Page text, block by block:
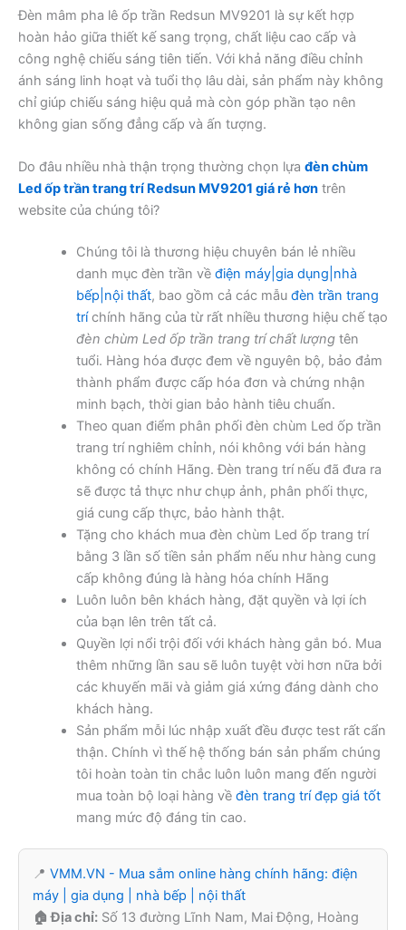
Đèn mâm pha lê ốp trần Redsun MV9201 là sự kết hợp
hoàn hảo giữa thiết kế sang trọng, chất liệu cao cấp và
công nghệ chiếu sáng tiên tiến. Với khả năng điều chỉnh
ánh sáng linh hoạt và tuổi thọ lâu dài, sản phẩm này không
chỉ giúp chiếu sáng hiệu quả mà còn góp phần tạo nên
không gian sống đẳng cấp và ấn tượng.
Do đâu nhiều nhà thận trọng thường chọn lựa đèn chùm
Led ốp trần trang trí Redsun MV9201 giá rẻ hơn trên
website của chúng tôi?
Chúng tôi là thương hiệu chuyên bán lẻ nhiều
danh mục đèn trần về điện máy|gia dụng|nhà
bếp|nội thất, bao gồm cả các mẫu đèn trần trang
tríchính hãng của từ rất nhiều thương hiệu chế tạo
đèn chùm Led ốp trần trang trí chất lượngtên
tuổi. Hàng hóa được đem về nguyên bộ, bảo đảm
thành phẩm được cấp hóa đơn và chứng nhận
minh bạch, thời gian bảo hành tiêu chuẩn.
Theo quan điểm phân phối đèn chùm Led ốp trần
trang trí nghiêm chỉnh, nói không với bán hàng
không có chính Hãng. Đèn trang trí nếu đã đưa ra
sẽ được tả thực như chụp ảnh, phân phối thực,
giá cung cấp thực, bảo hành thật.
Tặng cho khách mua đèn chùm Led ốp trang trí
bằng 3 lần số tiền sản phẩm nếu như hàng cung
cấp không đúng là hàng hóa chính Hãng
Luôn luôn bên khách hàng, đặt quyền và lợi ích
của bạn lên trên tất cả.
Quyền lợi nổi trội đối với khách hàng gắn bó. Mua
thêm những lần sau sẽ luôn tuyệt vời hơn nữa bởi
các khuyến mãi và giảm giá xứng đáng dành cho
khách hàng.
Sản phẩm mỗi lúc nhập xuất đều được test rất cẩn
thận. Chính vì thế hệ thống bán sản phẩm chúng
tôi hoàn toàn tin chắc luôn luôn mang đến người
mua toàn bộ loại hàng về đèn trang trí đẹp giá tốt
mang mức độ đáng tin cao.
📍 VMM.VN - Mua sắm online hàng chính hãng: điện
máy | gia dụng | nhà bếp | nội thất
🏠 Địa chỉ: Số 13 đường Lĩnh Nam, Mai Động, Hoàng